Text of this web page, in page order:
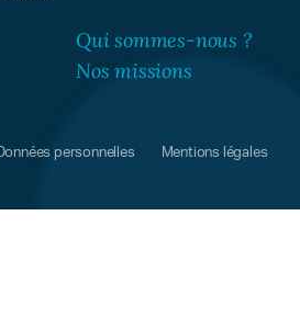
Qui sommes-nous ?
Nos missions
Données personnelles Mentions légales